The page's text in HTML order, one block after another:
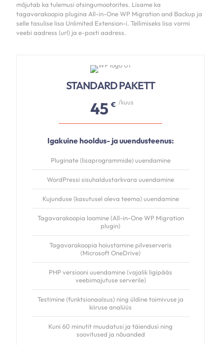
mõjutab ka tulemusi otsingumootorites. Lisame ka
tagavarakoopia plugina All-in-One WP Migration and Backup ja
selle tasulise lisa Unlimited Extension-i. Tellimiseks lisa vormi
veebi aadress (url) ja e-posti aadress.
STANDARD PAKETT
45 € /kuus
Igakuine hooldus- ja uuendusteenus:
Pluginate (lisaprogrammide) uuendamine
WordPressi sisuhaldustarkvara uuendamine
Kujunduse (kasutusel oleva teema) uuendamine
Tagavarakoopia loomine (All-in-One WP Migration
plugin)
Tagavarakoopia hoiustamine pilveserveris
(Microsoft OneDrive)
PHP versiooni uuendamine (vajalik ligipääs
veebimajutuse serverile)
Testimine (funktsionaalsus) ning üldine toimivuse ja
kiiruse analüüs
Kuni 60 minutit muudatusi ja täiendusi ning
soovitused ja nõuanded